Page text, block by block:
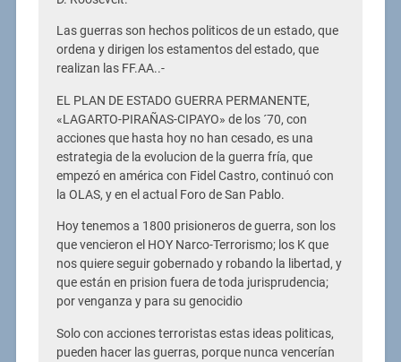
Las guerras son hechos politicos de un estado, que
ordena y dirigen los estamentos del estado, que
realizan las FF.AA..-
EL PLAN DE ESTADO GUERRA PERMANENTE,
«LAGARTO-PIRAÑAS-CIPAYO» de los ´70, con
acciones que hasta hoy no han cesado, es una
estrategia de la evolucion de la guerra fría, que
empezó en américa con Fidel Castro, continuó con
la OLAS, y en el actual Foro de San Pablo.
Hoy tenemos a 1800 prisioneros de guerra, son los
que vencieron el HOY Narco-Terrorismo; los K que
nos quiere seguir gobernado y robando la libertad, y
que están en prision fuera de toda jurisprudencia;
por venganza y para su genocidio
Solo con acciones terroristas estas ideas politicas,
pueden hacer las guerras, porque nunca vencerían